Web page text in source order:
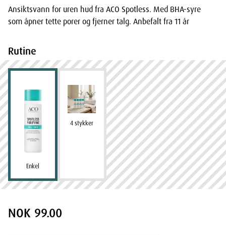
Ansiktsvann for uren hud fra ACO Spotless. Med BHA-syre
som åpner tette porer og fjerner talg. Anbefalt fra 11 år
Rutine
Enkel
4 stykker
NOK 99.00